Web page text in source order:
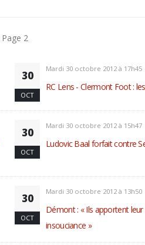
Page 2
30
OCT
Mardi 30 octobre 2012 à 17h45
RC Lens - Clermont Foot :
30
OCT
Mardi 30 octobre 2012 à 15h47
Ludovic Baal forfait contre
30
OCT
Mardi 30 octobre 2012 à 13h50
Démont : « Ils apportent
insouciance »